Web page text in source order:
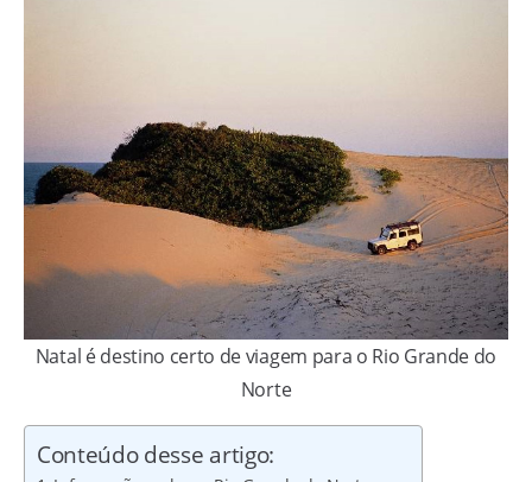
Natal é destino certo de viagem para o Rio Grande do
Norte
Conteúdo desse artigo: